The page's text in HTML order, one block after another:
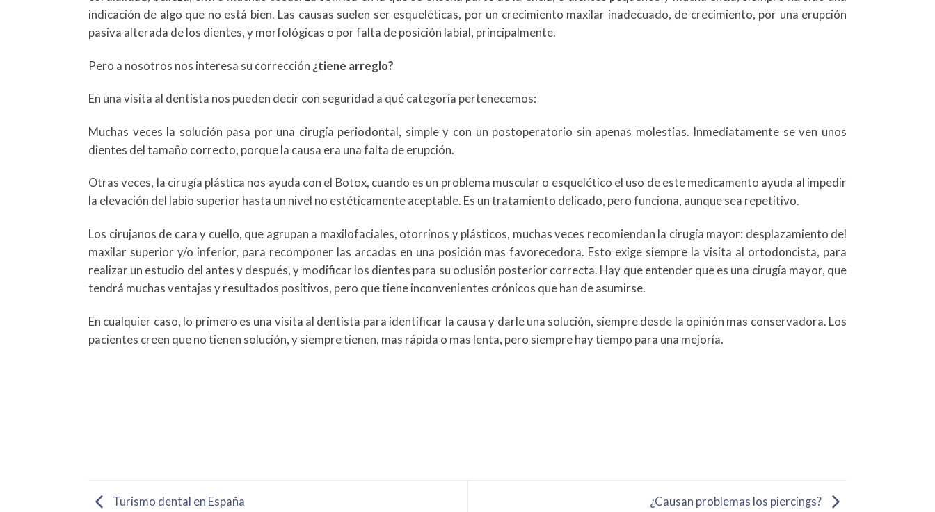
indicación de algo que no está bien. Las causas suelen ser esqueléticas, por un crecimiento maxilar inadecuado, de crecimiento, por una erupción
pasiva alterada de los dientes, y morfológicas o por falta de posición labial, principalmente.
Pero a nosotros nos interesa su corrección ¿tiene arreglo?
En una visita al dentista nos pueden decir con seguridad a qué categoría pertenecemos:
Muchas veces la solución pasa por una cirugía periodontal, simple y con un postoperatorio sin apenas molestias. Inmediatamente se ven unos
dientes del tamaño correcto, porque la causa era una falta de erupción.
Otras veces, la cirugía plástica nos ayuda con el Botox, cuando es un problema muscular o esquelético el uso de este medicamento ayuda al impedir
la elevación del labio superior hasta un nivel no estéticamente aceptable. Es un tratamiento delicado, pero funciona, aunque sea repetitivo.
Los cirujanos de cara y cuello, que agrupan a maxilofaciales, otorrinos y plásticos, muchas veces recomiendan la cirugía mayor: desplazamiento del
maxilar superior y/o inferior, para recomponer las arcadas en una posición mas favorecedora. Esto exige siempre la visita al ortodoncista, para
realizar un estudio del antes y después, y modificar los dientes para su oclusión posterior correcta. Hay que entender que es una cirugía mayor, que
tendrá muchas ventajas y resultados positivos, pero que tiene inconvenientes crónicos que han de asumirse.
En cualquier caso, lo primero es una visita al dentista para identificar la causa y darle una solución, siempre desde la opinión mas conservadora. Los
pacientes creen que no tienen solución, y siempre tienen, mas rápida o mas lenta, pero siempre hay tiempo para una mejoría.
Turismo dental en España ¿Causan problemas los piercings?